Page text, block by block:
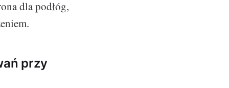
dla podłóg,
przy